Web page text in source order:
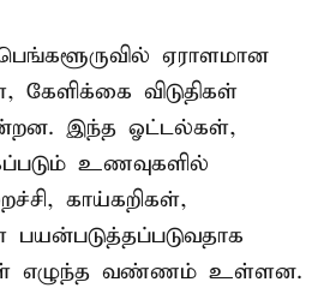
ஏராளமான
கேளிக்கை விடுதிகள்
இந்த ஓட்டல்கள்,
உணவுகளில்
, காய்கறிகள்,
எழுந்த வண்ணம் உள்ளன.